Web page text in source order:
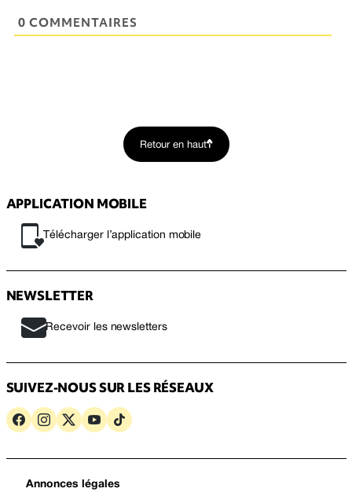
0 COMMENTAIRES
Retour en haut
APPLICATION MOBILE
Télécharger l’application mobile
NEWSLETTER
Recevoir les newsletters
SUIVEZ-NOUS SUR LES RÉSEAUX
Annonces légales